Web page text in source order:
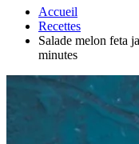
Accueil
Recettes
Salade melon feta
minutes